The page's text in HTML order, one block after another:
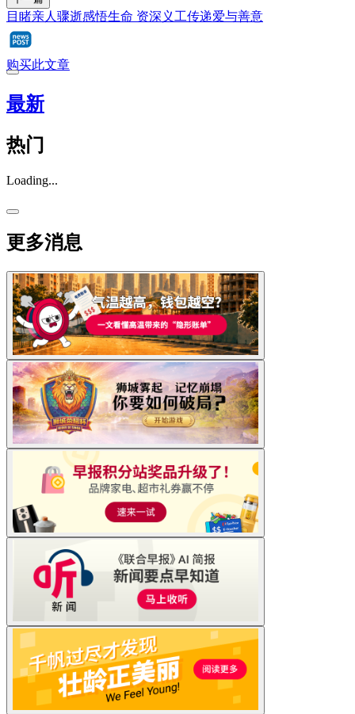
目睹亲人骤逝感悟生命 资深义工传递爱与善意
购买此文章
最新
热门
Loading...
更多消息